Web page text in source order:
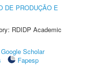
DE PRODUÇÃO E
RDIDP Academic
Google Scholar
Fapesp